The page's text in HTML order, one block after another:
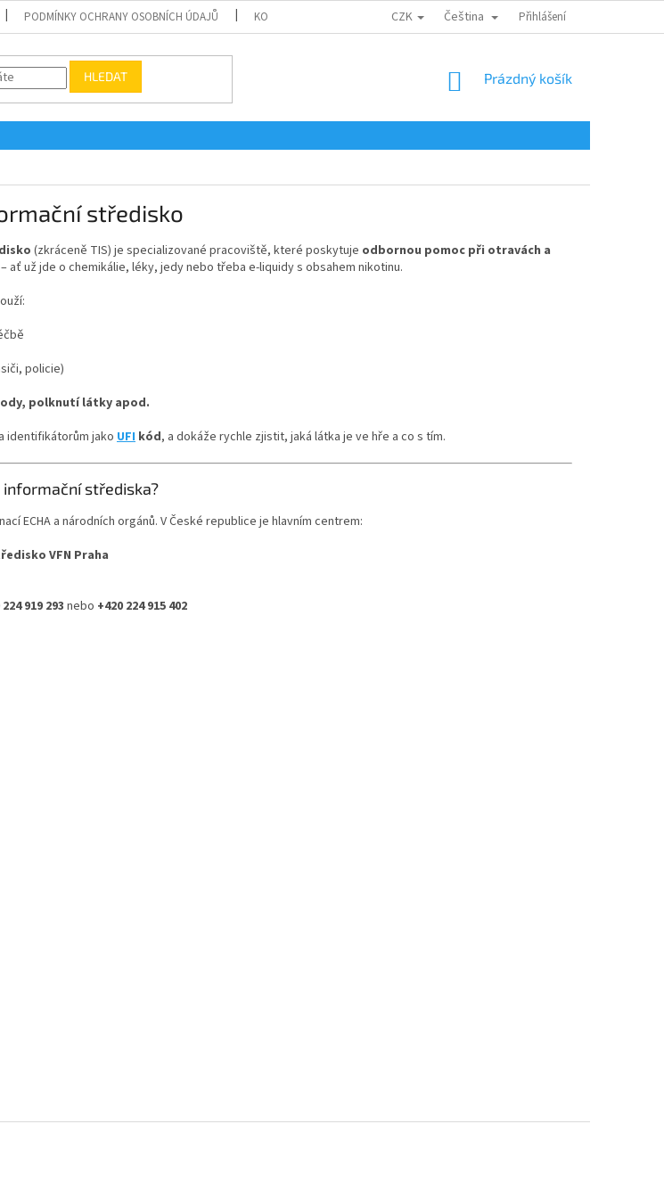
PODMÍNKY OCHRANY OSOBNÍCH ÚDAJŮ KONTAKTY CZK Čeština Přihlášení
HLEDAT
NÁKUPNÍ
Prázdný košík
středisko
(zkráceně TIS) je specializované pracoviště, které poskytuje odbornou pomoc při otravách a
– ať už jde o chemikálie, léky, jedy nebo třeba e-liquidy s obsahem nikotinu.
policie)
polknutí látky apod.
identifikátorům jako UFI kód, a dokáže rychle zjistit, jaká látka je ve hře a co s tím.
informační střediska?
ECHA a národních orgánů. V České republice je hlavním centrem:
VFN Praha
919 293 nebo +420 224 915 402